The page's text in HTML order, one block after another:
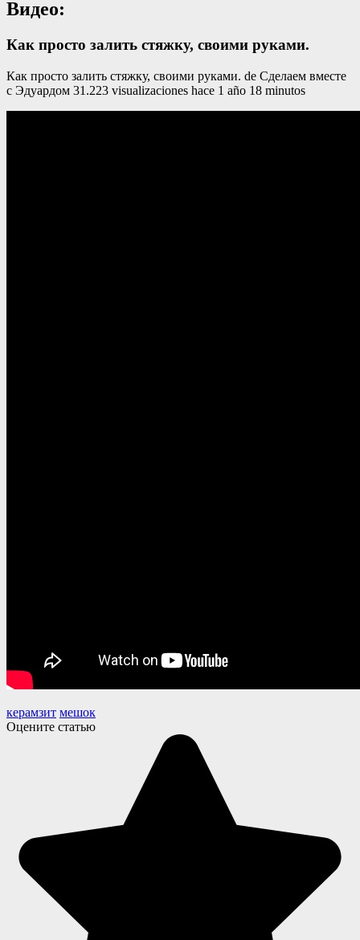
Видео:
Как просто залить стяжку, своими руками.
Как просто залить стяжку, своими руками. de Сделаем вместе
c Эдуардом 31.223 visualizaciones hace 1 año 18 minutos
керамзит мешок
Оцените статью